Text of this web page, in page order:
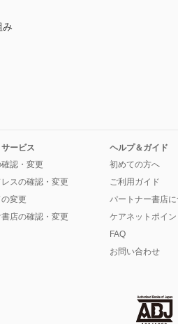
み
ービス
認・変更
スの確認・変更
変更
店の確認・変更
ヘルプ＆ガイド
初めての方へ
ご利用ガイド
パートナー書店に
ケアネットポイ
FAQ
お問い合わせ